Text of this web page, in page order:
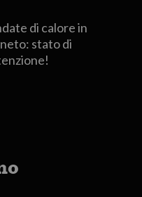
di calore in
stato di